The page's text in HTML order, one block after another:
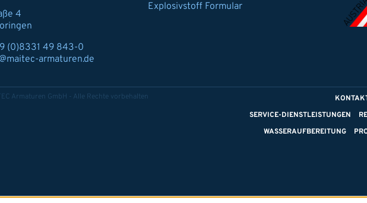
4
(0)8331 49 843-0
armaturen.de
Explosivstoff Formular
Armaturen GmbH - Alle Rechte vorbehalten
SERVICE-DIENSTLEISTUNGEN
WASSERAUFBEREITUNG